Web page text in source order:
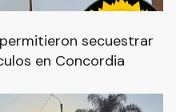
secuestrar
en Concordia